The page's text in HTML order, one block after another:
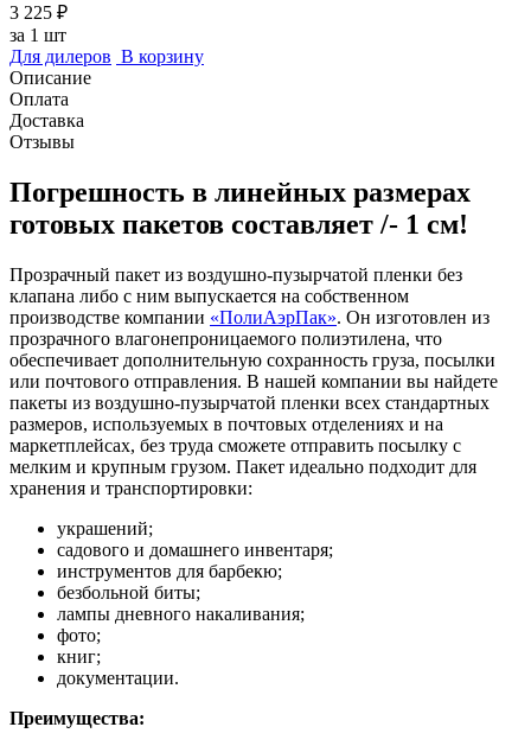
3 225 ₽
за 1 шт
Для дилеров В корзину
Описание
Оплата
Доставка
Отзывы
Погрешность в линейных размерах
готовых пакетов составляет /- 1 см!
Прозрачный пакет из воздушно-пузырчатой пленки без
клапана либо с ним выпускается на собственном
производстве компании «ПолиАэрПак». Он изготовлен из
прозрачного влагонепроницаемого полиэтилена, что
обеспечивает дополнительную сохранность груза, посылки
или почтового отправления. В нашей компании вы найдете
пакеты из воздушно-пузырчатой пленки всех стандартных
размеров, используемых в почтовых отделениях и на
маркетплейсах, без труда сможете отправить посылку с
мелким и крупным грузом. Пакет идеально подходит для
хранения и транспортировки:
украшений;
садового и домашнего инвентаря;
инструментов для барбекю;
безбольной биты;
лампы дневного накаливания;
фото;
книг;
документации.
Преимущества: